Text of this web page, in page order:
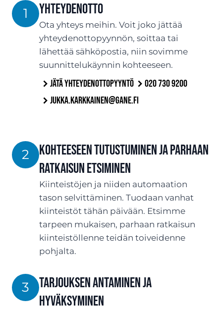
1 Yhteydenotto
Ota yhteys meihin. Voit joko jättää
yhteydenottopyynnön, soittaa tai
lähettää sähköpostia, niin sovimme
suunnittelukäynnin kohteeseen.
Jätä yhteydenottopyyntö
020 730 9200
jukka.karkkainen@gane.fi
2
Kohteeseen tutustuminen ja parhaan
ratkaisun etsiminen
Kiinteistöjen ja niiden automaation
tason selvittäminen. Tuodaan vanhat
kiinteistöt tähän päivään. Etsimme
tarpeen mukaisen, parhaan ratkaisun
kiinteistöllenne teidän toiveidenne
pohjalta.
3
TARJOUksen antaminen ja
hyväksyminen